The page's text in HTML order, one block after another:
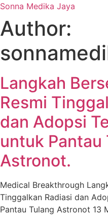
Sonna Medika Jaya
Author:
Langkah
Resmi
dan Adopsi
untuk Pantau
Astronot.
Medical Breakthrough
Tinggalkan Radiasi dan
Pantau Tulang Astronot 13